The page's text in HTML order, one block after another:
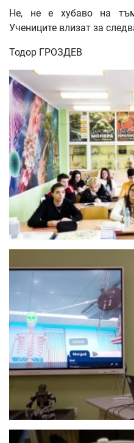
Не, не е хубаво на
Учениците влизат за
Тодор ГРОЗДЕВ